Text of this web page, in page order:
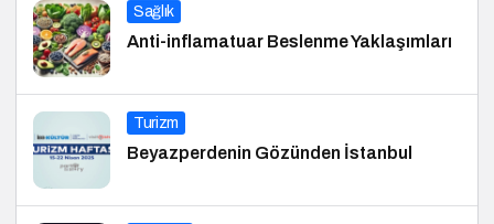
Sağlık
Anti-inflamatuar Beslenme Yaklaşımları
Turizm
Beyazperdenin Gözünden İstanbul